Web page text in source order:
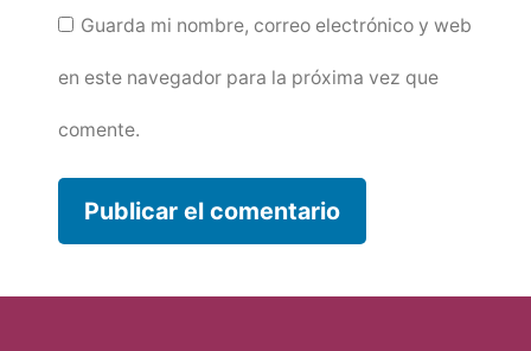
Guarda mi nombre, correo electrónico y web
en este navegador para la próxima vez que
comente.